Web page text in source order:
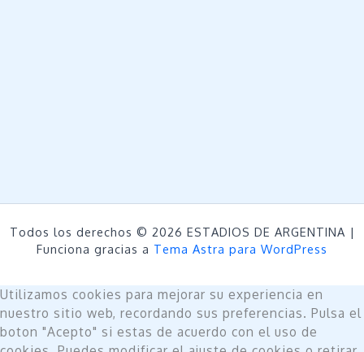
Todos los derechos © 2026 ESTADIOS DE ARGENTINA |
Funciona gracias a Tema Astra para WordPress
Utilizamos cookies para mejorar su experiencia en
nuestro sitio web, recordando sus preferencias. Pulsa el
boton "Acepto" si estas de acuerdo con el uso de